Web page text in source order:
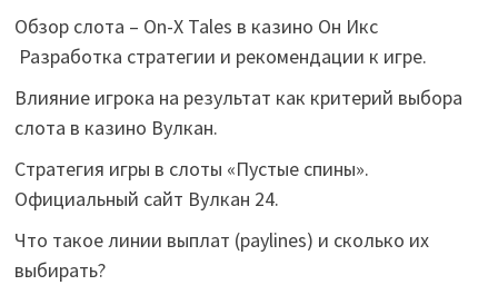
Обзор слота – On-X Tales в казино Он Икс
Разработка стратегии и рекомендации к игре.
Влияние игрока на результат как критерий выбора
слота в казино Вулкан.
Стратегия игры в слоты «Пустые спины».
Официальный сайт Вулкан 24.
Что такое линии выплат (paylines) и сколько их
выбирать?